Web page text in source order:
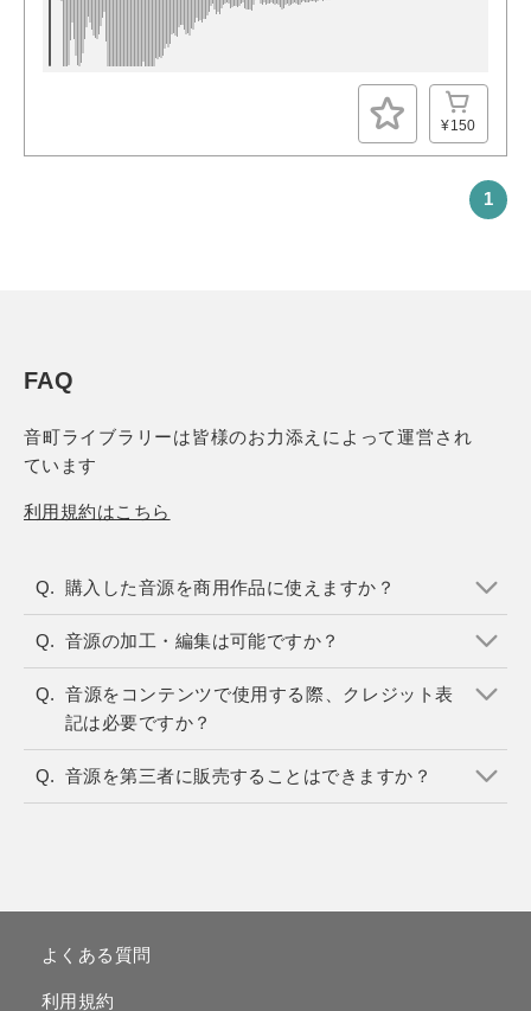
¥150
1
FAQ
音町ライブラリーは皆様のお力添えによって運営され
ています
利用規約はこちら
購入した音源を商用作品に使えますか？
音源の加工・編集は可能ですか？
音源をコンテンツで使用する際、クレジット表
記は必要ですか？
音源を第三者に販売することはできますか？
よくある質問
利用規約